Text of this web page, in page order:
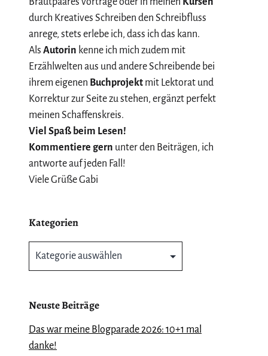
durch Kreatives Schreiben den Schreibfluss
anrege, stets erlebe ich, dass ich das kann.
Als Autorin kenne ich mich zudem mit
Erzählwelten aus und andere Schreibende bei
ihrem eigenen Buchprojekt mit Lektorat und
Korrektur zur Seite zu stehen, ergänzt perfekt
meinen Schaffenskreis.
Viel Spaß beim Lesen!
Kommentiere gern unter den Beiträgen, ich
antworte auf jeden Fall!
Viele Grüße Gabi
Kategorien
Kategorien
Neuste Beiträge
Das war meine Blogparade 2026: 10+1 mal
danke!